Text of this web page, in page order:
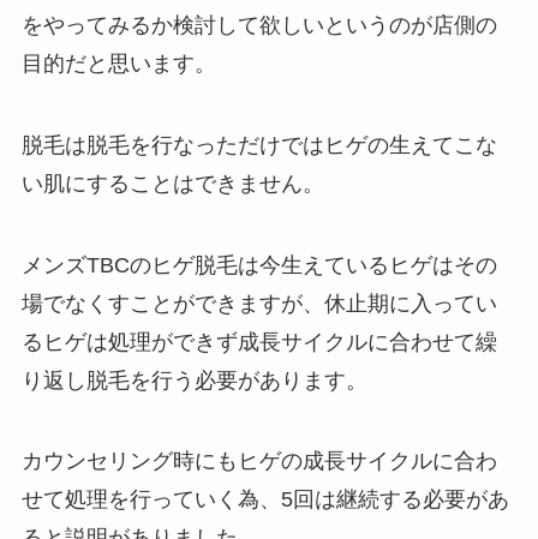
をやってみるか検討して欲しいというのが店側の
目的だと思います。
脱毛は脱毛を行なっただけではヒゲの生えてこな
い肌にすることはできません。
メンズTBCのヒゲ脱毛は今生えているヒゲはその
場でなくすことができますが、休止期に入ってい
るヒゲは処理ができず成長サイクルに合わせて繰
り返し脱毛を行う必要があります。
カウンセリング時にもヒゲの成長サイクルに合わ
せて処理を行っていく為、5回は継続する必要があ